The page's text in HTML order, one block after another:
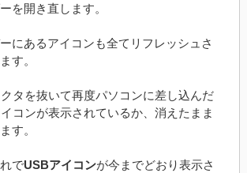
を開き直します。
にあるアイコンも全てリフレッシュさ
す。
タを抜いて再度パソコンに差し込んだ
コンが表示されているか、消えたまま
す。
でUSBアイコンが今までどおり表示さ